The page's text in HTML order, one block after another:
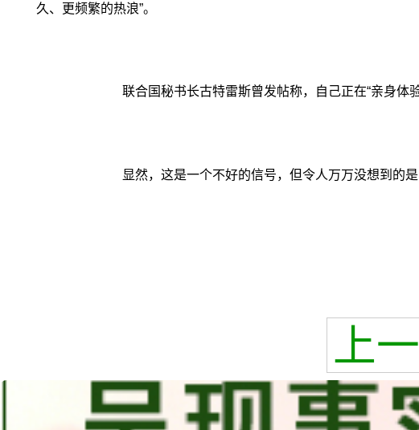
久、更频繁的热浪”。
联合国秘书长古特雷斯曾发帖称，自己正在“亲身体
显然，这是一个不好的信号，但令人万万没想到的
上